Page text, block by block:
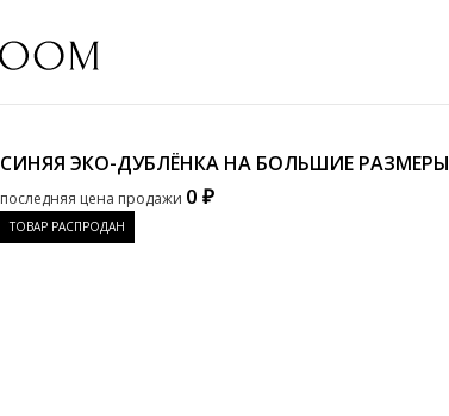
СИНЯЯ ЭКО-ДУБЛЁНКА НА БОЛЬШИЕ РАЗМЕРЫ
последняя цена продажи 0 ₽
ТОВАР РАСПРОДАН